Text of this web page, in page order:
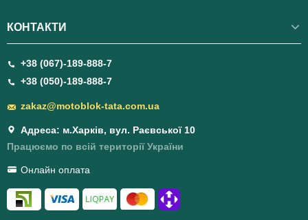
КОНТАКТИ
+38 (067)-189-888-7
+38 (050)-189-888-7
zakaz@motoblok-tata.com.ua
Адреса: м.Харків, вул. Раєвської 10
Працюємо по всій території України
Онлайн оплата